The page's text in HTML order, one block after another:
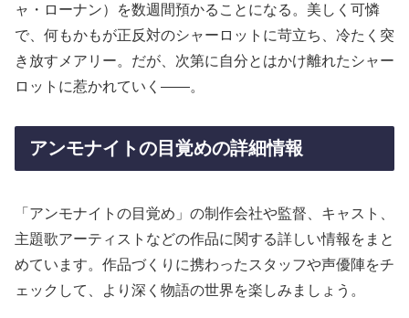
ャ・ローナン）を数週間預かることになる。美しく可憐
で、何もかもが正反対のシャーロットに苛立ち、冷たく突
き放すメアリー。だが、次第に自分とはかけ離れたシャー
ロットに惹かれていく――。
アンモナイトの目覚めの詳細情報
「アンモナイトの目覚め」の制作会社や監督、キャスト、
主題歌アーティストなどの作品に関する詳しい情報をまと
めています。作品づくりに携わったスタッフや声優陣をチ
ェックして、より深く物語の世界を楽しみましょう。